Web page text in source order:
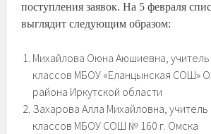
поступления заявок. На 5 февраля
выглядит следующим образом:
Михайлова Оюна Аюшиевна, учитель
классов МБОУ «Еланцынская СОШ»
района Иркутской области
Захарова Алла Михайловна,
классов МБОУ СОШ № 160 г. Омска